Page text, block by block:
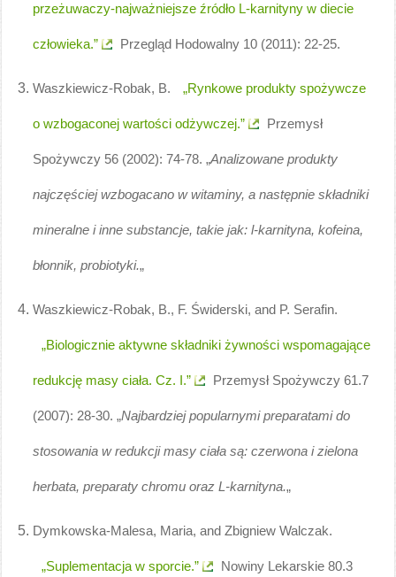
przeżuwaczy-najważniejsze źródło L-karnityny w diecie
człowieka.” Przegląd Hodowalny 10 (2011): 22-25.
Waszkiewicz-Robak, B. „Rynkowe produkty spożywcze
o wzbogaconej wartości odżywczej.” Przemysł
Spożywczy 56 (2002): 74-78. „Analizowane produkty
najczęściej wzbogacano w witaminy, a następnie składniki
mineralne i inne substancje, takie jak: l-karnityna, kofeina,
błonnik, probiotyki.„
Waszkiewicz-Robak, B., F. Świderski, and P. Serafin.
„Biologicznie aktywne składniki żywności wspomagające
redukcję masy ciała. Cz. I.” Przemysł Spożywczy 61.7
(2007): 28-30. „Najbardziej popularnymi preparatami do
stosowania w redukcji masy ciała są: czerwona i zielona
herbata, preparaty chromu oraz L-karnityna.„
Dymkowska-Malesa, Maria, and Zbigniew Walczak.
„Suplementacja w sporcie.” Nowiny Lekarskie 80.3